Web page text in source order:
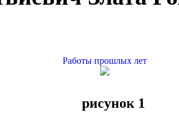
Работы прошлых лет
рисунок 1